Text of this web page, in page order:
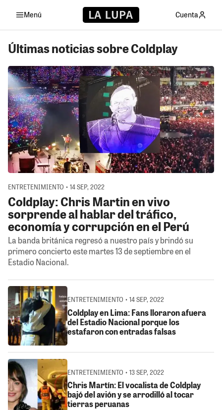
Menú Cuenta
Últimas noticias sobre Coldplay
ENTRETENIMIENTO • 14 SEP, 2022
Coldplay: Chris Martin en vivo
sorprende al hablar del tráfico,
economía y corrupción en el Perú
La banda británica regresó a nuestro país y brindó su
primero concierto este martes 13 de septiembre en el
Estadio Nacional.
ENTRETENIMIENTO • 14 SEP, 2022
Coldplay en Lima: Fans lloraron afuera
del Estadio Nacional porque los
estafaron con entradas falsas
ENTRETENIMIENTO • 13 SEP, 2022
Chris Martín: El vocalista de Coldplay
bajó del avión y se arrodilló al tocar
tierras peruanas